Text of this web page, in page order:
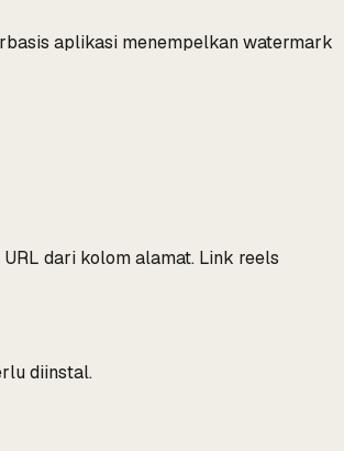
aplikasi menempelkan watermark
dari kolom alamat. Link reels
diinstal.